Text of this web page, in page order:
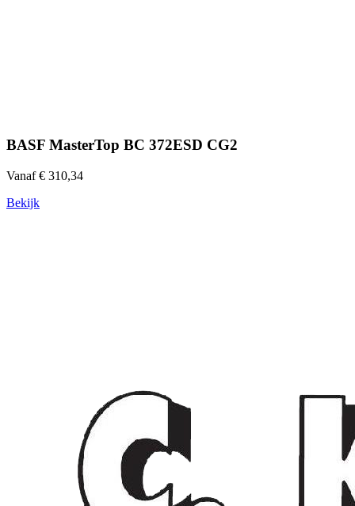
BASF MasterTop BC 372ESD CG2
Vanaf € 310,34
Bekijk